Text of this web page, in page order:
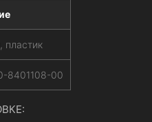
пластик
8401108-00